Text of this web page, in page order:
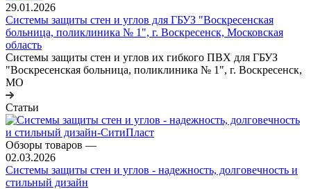
29.01.2026
Системы защиты стен и углов для ГБУЗ "Воскресенская
больница, поликлиника № 1", г. Воскресенск, Московская
область
Системы защиты стен и углов их гибкого ПВХ для ГБУЗ
"Воскресенская больница, поликлиника № 1", г. Воскресенск,
МО
Статьи
Обзоры товаров —
02.03.2026
Системы защиты стен и углов - надежность, долговечность и
стильный дизайн